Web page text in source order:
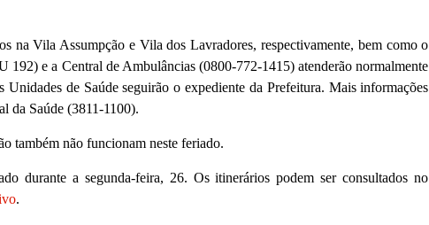
na Vila Assumpção e Vila dos Lavradores, respectivamente, bem como o
e a Central de Ambulâncias (0800-772-1415) atenderão normalmente
Unidades de Saúde seguirão o expediente da Prefeitura. Mais informações
da Saúde (3811-1100).
também não funcionam neste feriado.
durante a segunda-feira, 26. Os itinerários podem ser consultados no
.